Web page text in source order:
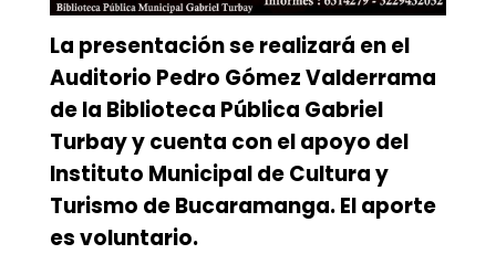
La presentación se realizará en el
Auditorio Pedro Gómez Valderrama
de la Biblioteca Pública Gabriel
Turbay y cuenta con el apoyo del
Instituto Municipal de Cultura y
Turismo de Bucaramanga. El aporte
es voluntario.